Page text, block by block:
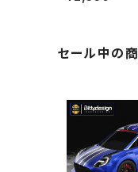
ジャスター
セール中の